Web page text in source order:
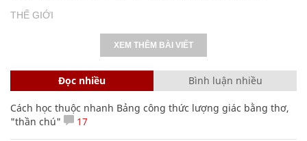
THẾ GIỚI
XEM THÊM BÀI VIẾT
Đọc nhiều Bình luận nhiều
Cách học thuộc nhanh Bảng công thức lượng giác bằng thơ,
"thần chú"
17